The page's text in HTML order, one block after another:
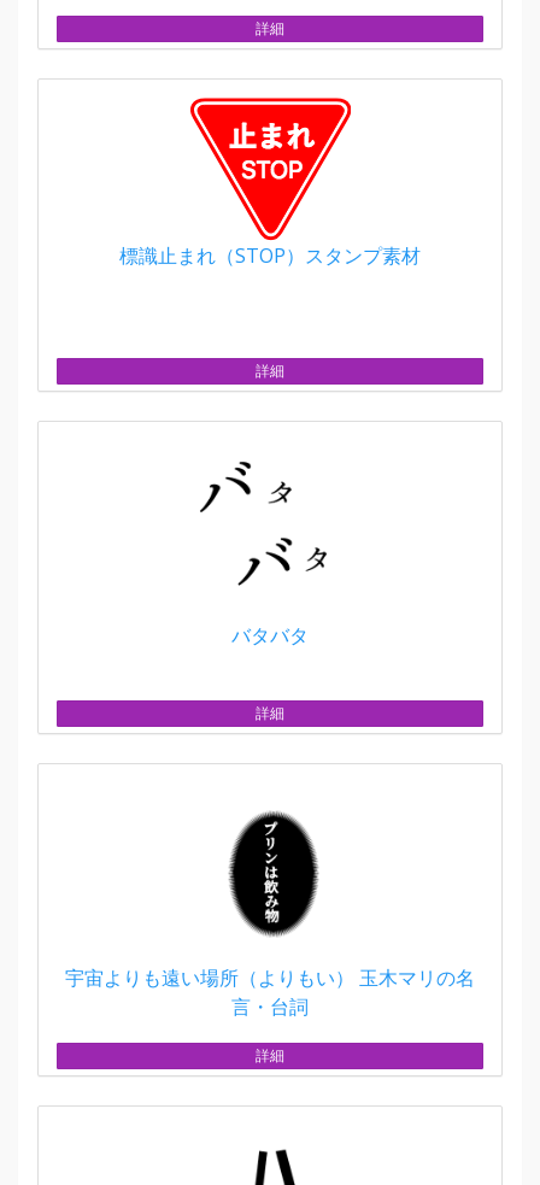
詳細
標識止まれ（STOP）スタンプ素材
詳細
バタバタ
詳細
宇宙よりも遠い場所（よりもい） 玉木マリの名
言・台詞
詳細